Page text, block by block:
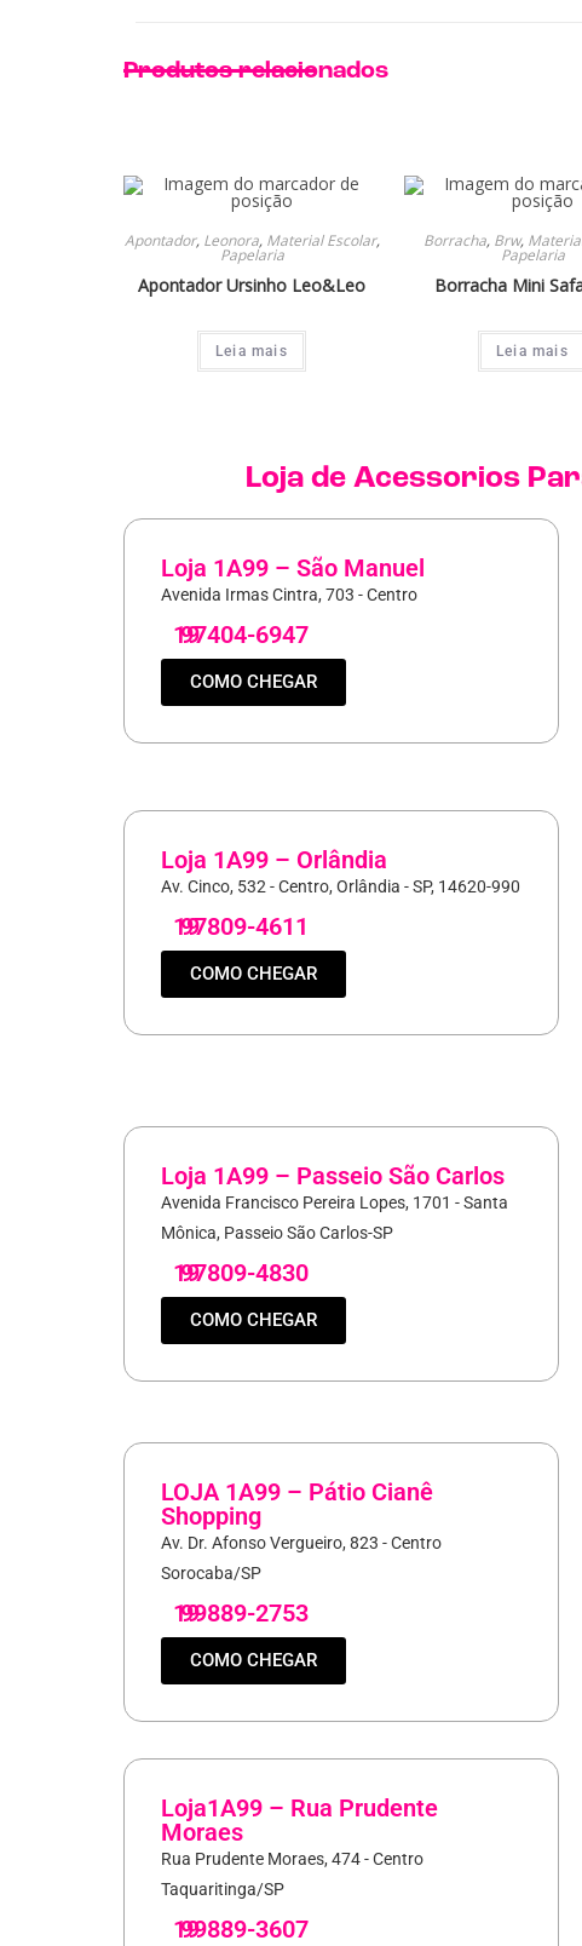
Produtos relacionados
Apontador, Leonora, Material Escolar,
Papelaria
Apontador Ursinho Leo&Leo
Leia mais
Borracha, Brw,
Papelaria
Borracha Mini
Leia mais
Loja de Acessorios
Loja 1A99 – São Manuel
Avenida Irmas Cintra, 703 - Centro
19
97404-6947
COMO CHEGAR
Loja 1A99 – Orlândia
Av. Cinco, 532 - Centro, Orlândia - SP, 14620-990
19
97809-4611
COMO CHEGAR
Loja 1A99 – Passeio São Carlos
Avenida Francisco Pereira Lopes, 1701 - Santa
Mônica, Passeio São Carlos-SP
19
97809-4830
COMO CHEGAR
LOJA 1A99 – Pátio Cianê
Shopping
Av. Dr. Afonso Vergueiro, 823 - Centro
Sorocaba/SP
19
99889-2753
COMO CHEGAR
Loja1A99 – Rua Prudente
Moraes
Rua Prudente Moraes, 474 - Centro
Taquaritinga/SP
19
99889-3607